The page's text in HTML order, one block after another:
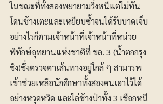
ในขณะที่ทั้งสองพยายามวิ่งหนีแต่ไม่ทัน
โดนช้างเตะและเหยียบซ้ำจนได้รับบาดเจ็บ
อย่างไรก็ตามเจ้าหน้าที่เจ้าหน้าที่หน่วย
พิทักษ์อุทยานแห่งชาติที่ ขล. 3 (น้ำตกกรุง
ชิง)ซึ่งตรวจตาเส้นทางอยู่ใกล้ ๆ สามารพ
เข้าช่วยเหลือนักศึกษาทั้งสองคนเอาไว้ได้
อย่างหวุดหวิด และไล่ช้างป่าทั้ง 3 เชือกหนี